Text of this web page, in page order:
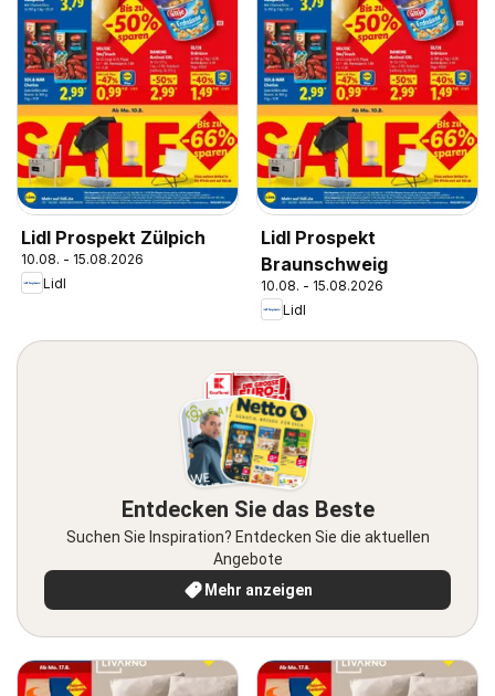
Lidl Prospekt Zülpich
10.08. - 15.08.2026
Lidl
Lidl Prospekt
Braunschweig
10.08. - 15.08.2026
Lidl
Entdecken Sie das Beste
Suchen Sie Inspiration? Entdecken Sie die aktuellen
Angebote
Mehr anzeigen